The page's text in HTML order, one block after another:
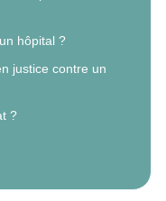
hôpital ?
justice contre un
?